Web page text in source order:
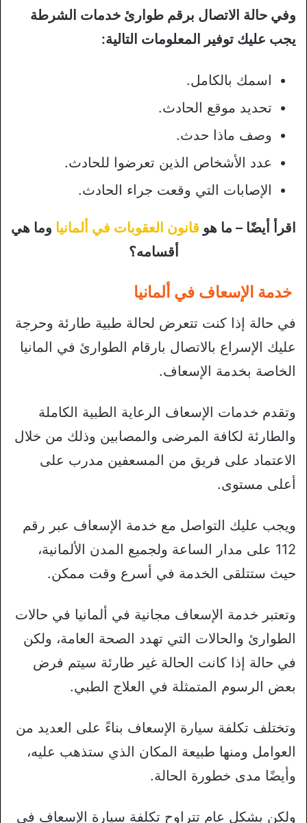
وفي حالة الاتصال برقم طوارئ خدمات الشرطة
يجب عليك توفير المعلومات التالية:
اسمك بالكامل.
تحديد موقع الحادث.
وصف ماذا حدث.
عدد الأشخاص الذين تعرضوا للحادث.
الإصابات التي وقعت جراء الحادث.
اقرأ أيضًا – ما هو قانون العقوبات في ألمانيا وما هي
أقسامه؟
خدمة الإسعاف في ألمانيا
في حالة إذا كنت تتعرض لحالة طبية طارئة وحرجة
عليك الإسراع بالاتصال بارقام الطوارئ في المانيا
الخاصة بخدمة الإسعاف.
وتقدم خدمات الإسعاف الرعاية الطبية الكاملة
والطارئة لكافة المرضى والمصابين وذلك من خلال
الاعتماد على فريق من المسعفين مدرب على
أعلى مستوى.
ويجب عليك التواصل مع خدمة الإسعاف عبر رقم
112 على مدار الساعة ولجميع المدن الألمانية،
حيث ستتلقى الخدمة في أسرع وقت ممكن.
وتعتبر خدمة الإسعاف مجانية في ألمانيا في حالات
الطوارئ والحالات التي تهدد الصحة العامة، ولكن
في حالة إذا كانت الحالة غير طارئة سيتم فرض
بعض الرسوم المتمثلة في العلاج الطبي.
وتختلف تكلفة سيارة الإسعاف بناءً على العديد من
العوامل ومنها طبيعة المكان الذي ستذهب عليه،
وأيضًا مدى خطورة الحالة.
ولكن بشكل عام تتراوح تكلفة سيارة الإسعاف في